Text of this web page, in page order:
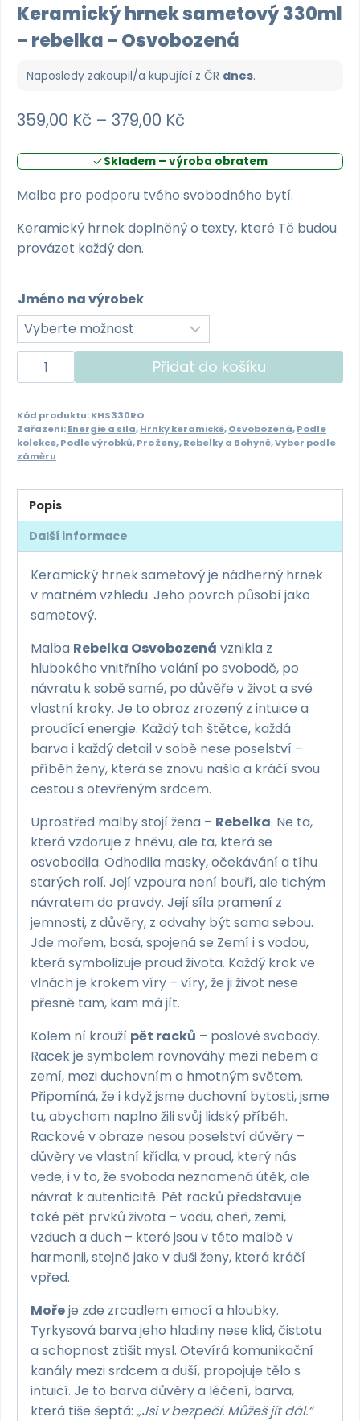
Keramický hrnek sametový 330ml
– rebelka – Osvobozená
Naposledy zakoupil/a kupující z ČR dnes.
359,00 Kč – 379,00 Kč
359,00 Kč
až
379,00 Kč
Skladem – výroba obratem
Malba pro podporu tvého svobodného bytí.
Keramický hrnek doplněný o texty, které Tě budou
provázet každý den.
Jméno na výrobek
Keramický
hrnek
330ml
-
rebelka
Osvobozená
množství
Přidat do košíku
Kód produktu:KHS330RO
Zařazení:Energie a síla,Hrnky keramické,Osvobozená,Podle
kolekce,Podle výrobků,Pro ženy,Rebelky a Bohyně,Vyber podle
záměru
Popis
Další informace
Keramický hrnek sametový je nádherný hrnek
v matném vzhledu. Jeho povrch působí jako
sametový.
Malba Rebelka Osvobozená vznikla z
hlubokého vnitřního volání po svobodě, po
návratu k sobě samé, po důvěře v život a své
vlastní kroky. Je to obraz zrozený z intuice a
proudící energie. Každý tah štětce, každá
barva i každý detail v sobě nese poselství –
příběh ženy, která se znovu našla a kráčí svou
cestou s otevřeným srdcem.
Uprostřed malby stojí žena – Rebelka. Ne ta,
která vzdoruje z hněvu, ale ta, která se
osvobodila. Odhodila masky, očekávání a tíhu
starých rolí. Její vzpoura není bouří, ale tichým
návratem do pravdy. Její síla pramení z
jemnosti, z důvěry, z odvahy být sama sebou.
Jde mořem, bosá, spojená se Zemí i s vodou,
která symbolizuje proud života. Každý krok ve
vlnách je krokem víry – víry, že ji život nese
přesně tam, kam má jít.
Kolem ní krouží pět racků – poslové svobody.
Racek je symbolem rovnováhy mezi nebem a
zemí, mezi duchovním a hmotným světem.
Připomíná, že i když jsme duchovní bytosti, jsme
tu, abychom naplno žili svůj lidský příběh.
Rackové v obraze nesou poselství důvěry –
důvěry ve vlastní křídla, v proud, který nás
vede, i v to, že svoboda neznamená útěk, ale
návrat k autenticitě. Pět racků představuje
také pět prvků života – vodu, oheň, zemi,
vzduch a duch – které jsou v této malbě v
harmonii, stejně jako v duši ženy, která kráčí
vpřed.
Mořeje zde zrcadlem emocí a hloubky.
Tyrkysová barva jeho hladiny nese klid, čistotu
a schopnost ztišit mysl. Otevírá komunikační
kanály mezi srdcem a duší, propojuje tělo s
intuicí. Je to barva důvěry a léčení, barva,
která tiše šeptá: „Jsi v bezpečí. Můžeš jít dál.“